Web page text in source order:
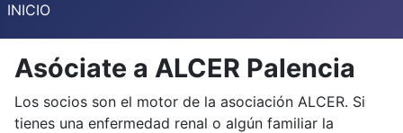
INICIO
Asóciate a ALCER Palencia
Los socios son el motor de la asociación ALCER. Si
tienes una enfermedad renal o algún familiar la